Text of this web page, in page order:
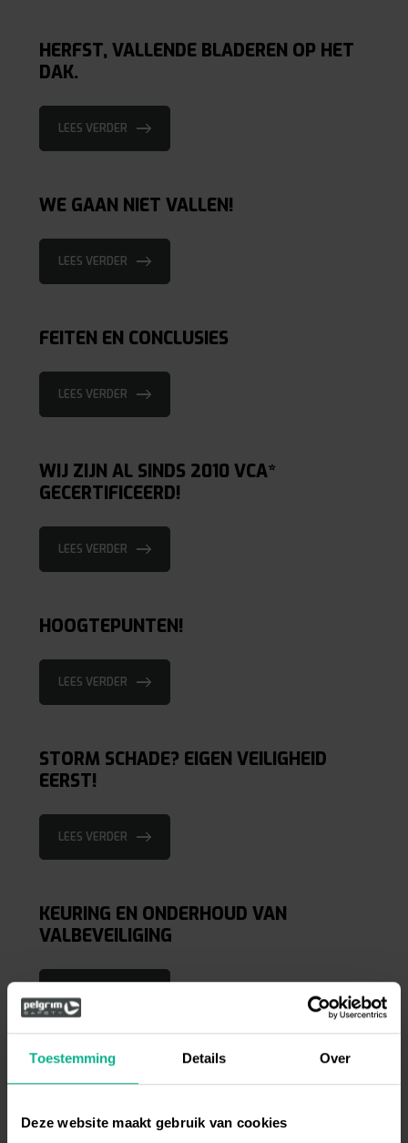
Toestemming Details Over
Deze website maakt gebruik van cookies
HERFST, VALLENDE BLADEREN OP HET
DAK.
LEES VERDER
WE GAAN NIET VALLEN!
LEES VERDER
FEITEN EN CONCLUSIES
LEES VERDER
WIJ ZIJN AL SINDS 2010 VCA*
GECERTIFICEERD!
LEES VERDER
HOOGTEPUNTEN!
LEES VERDER
STORM SCHADE? EIGEN VEILIGHEID
EERST!
LEES VERDER
KEURING EN ONDERHOUD VAN
VALBEVEILIGING
IN DE SPOTLIGHT!
LEES VERDER